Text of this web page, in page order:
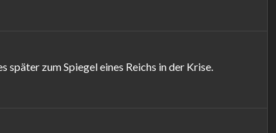
später zum Spiegel eines Reichs in der Krise.